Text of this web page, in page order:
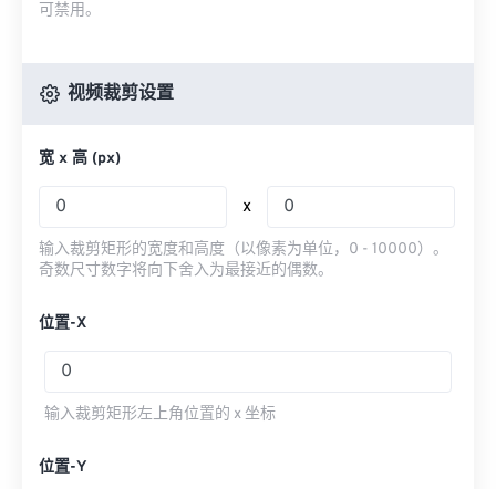
可禁用。
视频裁剪设置
宽 x 高 (px)
x
输入裁剪矩形的宽度和高度（以像素为单位，0 - 10000）。
奇数尺寸数字将向下舍入为最接近的偶数。
位置-X
输入裁剪矩形左上角位置的 x 坐标
位置-Y